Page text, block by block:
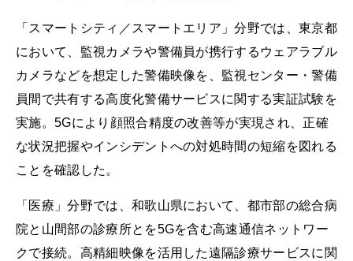
「スマートシティ／スマートエリア」分野では、東京都
において、監視カメラや警備員が携行するウェアラブル
カメラなどを想定した警備映像を、監視センター・警備
員間で共有する高度化警備サービスに関する実証試験を
実施。5Gにより顔照合精度の改善等が実現され、正確
な状況把握やインシデントへの対処時間の短縮を図れる
ことを確認した。
「医療」分野では、和歌山県において、都市部の総合病
院と山間部の診療所とを5Gを含む高速通信ネットワー
クで接続。高精細映像を活用した遠隔診療サービスに関